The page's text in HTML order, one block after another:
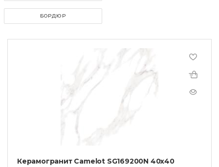
БОРДЮР
Керамогранит Camelot SG169200N 40х40